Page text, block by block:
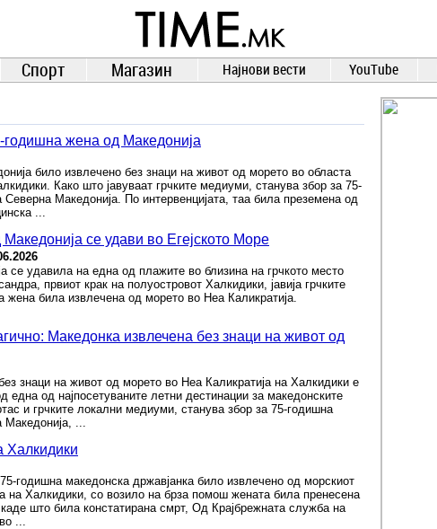
TIME.mk
ВЕСТИ
NEWS
Спорт Магазин Најнови вести YouTube
годишна жена од Македонија
било извлечено без знаци на живот од морето во областа
Како што јавуваат грчките медиуми, станува збор за 75-
Северна Македонија. По интервенцијата, таа била преземена од
...
се удави во Егејското Море
се удавила на една од плажите во близина на грчкото место
првиот крак на полуостровот Халкидики, јавија грчките
жена била извлечена од морето во Неа Каликратија.
Македонка извлечена без знаци на живот од
знаци на живот од морето во Неа Каликратија на Халкидики е
една од најпосетуваните летни дестинации за македонските
и грчките локални медиуми, станува збор за 75-годишна
Македонија, ...
Халкидики
годишна македонска државјанка било извлечено од морскиот
на Халкидики, со возило на брза помош жената била пренесена
што била констатирана смрт, Од Крајбрежната служба на
...